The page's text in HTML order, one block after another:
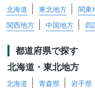
北海道 東北地方 関東
関西地方
中国地方 四
都道府県で探す
北海道・東北地方
北海道 青森県 岩手県